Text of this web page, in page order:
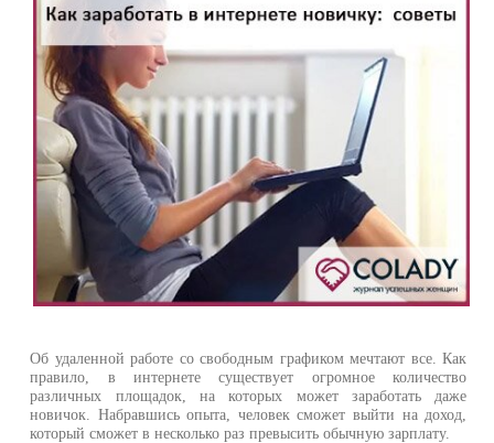
Об удаленной работе со свободным графиком мечтают все. Как
правило, в интернете существует огромное количество
различных площадок, на которых может заработать даже
новичок. Набравшись опыта, человек сможет выйти на доход,
который сможет в несколько раз превысить обычную зарплату.